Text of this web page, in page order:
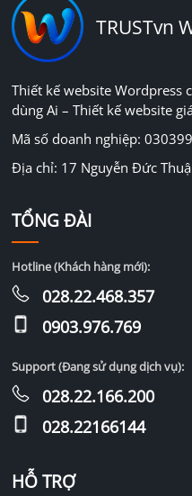
TRUSTvn
Thiết kế website Wordpress
dùng Ai – Thiết kế website
Mã số doanh nghiệp:
Địa chỉ: 17 Nguyễn Đức
HỖ TRỢ
TỔNG ĐÀI
Hotline (Khách hàng mới):
028.22.468.357
0903.976.769
Support (Đang sử dụng dịch vụ):
028.22.166.200
028.22166144